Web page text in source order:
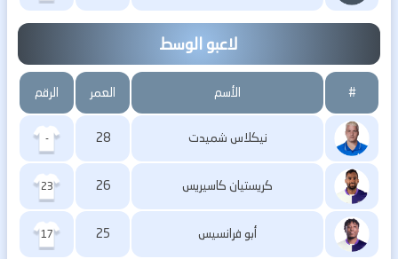
لاعبو الوسط
# الأسم العمر الرقم
نيكلاس شميدت 28
-
كريستيان كاسيريس 26
23
أبو فرانسيس 25
17